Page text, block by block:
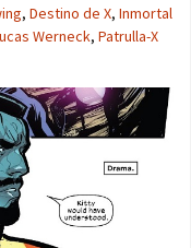
, Destino de X, Inmortal
Werneck, Patrulla-X